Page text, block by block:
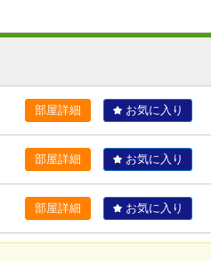
部屋詳細 お気に入り
部屋詳細 お気に入り
部屋詳細 お気に入り